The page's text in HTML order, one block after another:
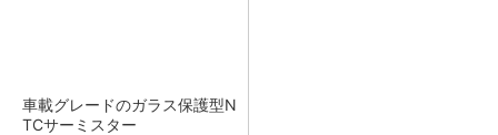
車載グレードのガラス保護型N
TCサーミスター